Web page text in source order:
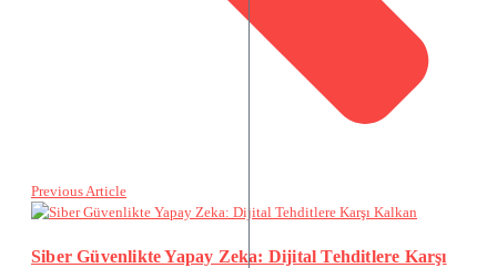
Previous Article
Siber Güvenlikte Yapay Zeka: Dijital Tehditlere Karşı